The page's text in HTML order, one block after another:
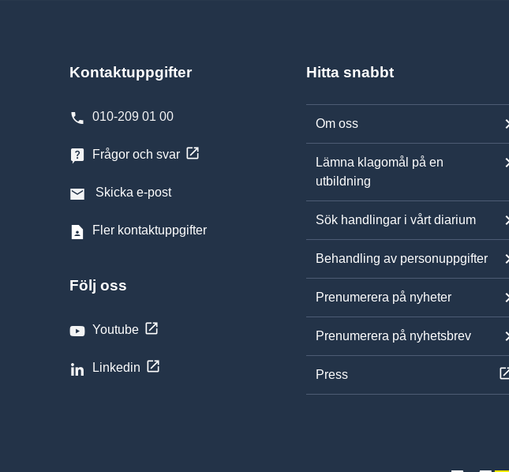
Kontaktuppgifter
010-209 01 00
Frågor och svar
Skicka e-post
Fler kontaktuppgifter
Följ oss
Youtube
Linkedin
Hitta snabbt
Om oss
Lämna klagomål på en
utbildning
Sök handlingar i vårt diarium
Behandling av personuppgifter
Prenumerera på nyheter
Prenumerera på nyhetsbrev
Press